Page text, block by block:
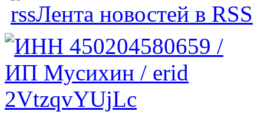
Лента новостей в RSS